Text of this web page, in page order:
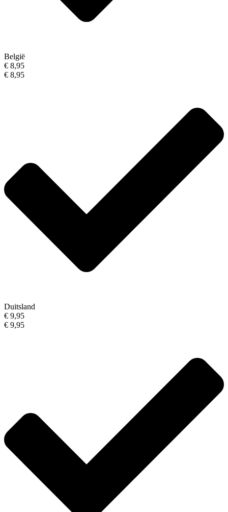
België
€ 8,95
€ 8,95
Duitsland
€ 9,95
€ 9,95